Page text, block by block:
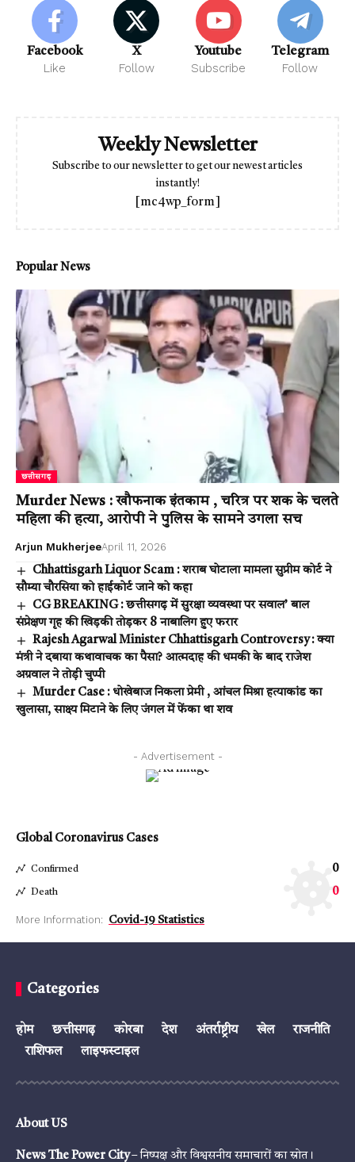
Facebook
Like
X
Follow
Youtube
Subscribe
Telegram
Follow
Weekly Newsletter
Subscribe to our newsletter to get our newest articles
instantly!
[mc4wp_form]
Popular News
छत्तीसगढ़
Murder News : खौफनाक इंतकाम , चरित्र पर शक के चलते
महिला की हत्या, आरोपी ने पुलिस के सामने उगला सच
Arjun MukherjeeApril 11, 2026
Chhattisgarh Liquor Scam : शराब घोटाला मामला सुप्रीम कोर्ट ने
सौम्या चौरसिया को हाईकोर्ट जाने को कहा
CG BREAKING : छत्तीसगढ़ में सुरक्षा व्यवस्था पर सवाल’ बाल
संप्रेक्षण गृह की खिड़की तोड़कर 8 नाबालिग हुए फरार
Rajesh Agarwal Minister Chhattisgarh Controversy : क्या
मंत्री ने दबाया कथावाचक का पैसा? आत्मदाह की धमकी के बाद राजेश
अग्रवाल ने तोड़ी चुप्पी
Murder Case : धोखेबाज निकला प्रेमी , आंचल मिश्रा हत्याकांड का
खुलासा, साक्ष्य मिटाने के लिए जंगल में फेंका था शव
- Advertisement -
Global Coronavirus Cases
Confirmed 0
Death 0
More Information: Covid-19 Statistics
Categories
होम छत्तीसगढ़ कोरबा देश अंतर्राष्ट्रीय खेल
राजनीति
राशिफल
लाइफस्टाइल
About US
News The Power City– निष्पक्ष और विश्वसनीय समाचारों का स्रोत।